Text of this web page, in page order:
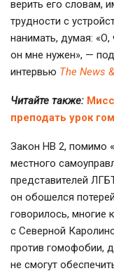
верить его словам,
трудности с
нанимать, думая:
он мне нужен», —
интервью The News
Читайте также:
преподать урок
Закон НВ 2, помимо
местного
представителей
он обошелся
говорилось, многие
с Северной
против гомофобии,
не смогут